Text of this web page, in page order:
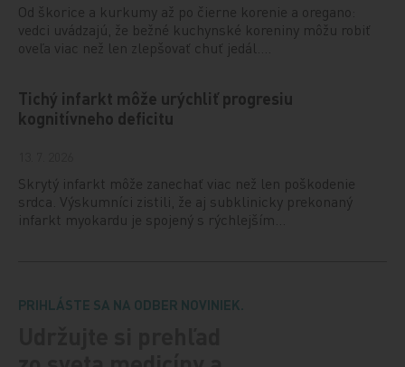
Od škorice a kurkumy až po čierne korenie a oregano:
vedci uvádzajú, že bežné kuchynské koreniny môžu robiť
oveľa viac než len zlepšovať chuť jedál.…
Tichý infarkt môže urýchliť progresiu
kognitívneho deficitu
Skrytý infarkt môže zanechať viac než len poškodenie
srdca. Výskumníci zistili, že aj subklinicky prekonaný
infarkt myokardu je spojený s rýchlejším…
PRIHLÁSTE SA NA ODBER NOVINIEK.